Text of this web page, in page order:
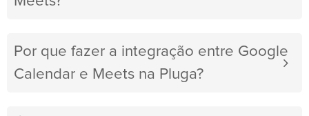
Por que fazer a integração entre Google
Calendar e Meets na Pluga?